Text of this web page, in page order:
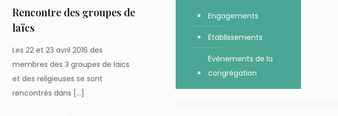
Rencontre des groupes de
laïcs
Les 22 et 23 avril 2016 des
membres des 3 groupes de laïcs
et des religieuses se sont
rencontrés dans […]
Engagements
Établissements
Évènements de la
congrégation